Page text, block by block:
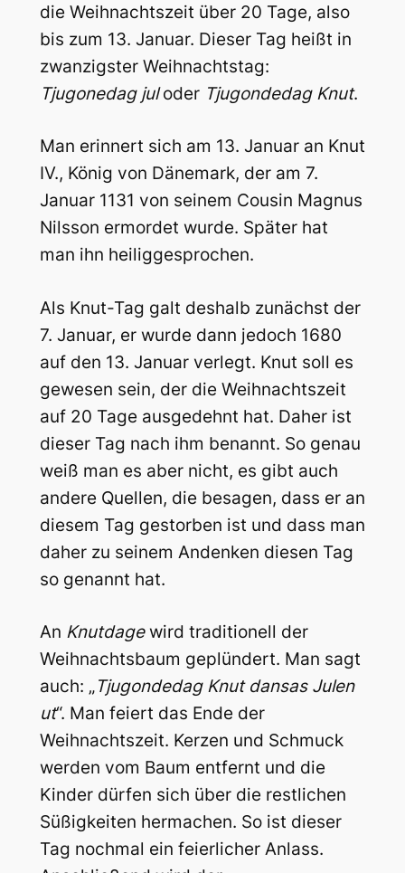
die Weihnachtszeit über 20 Tage, also
bis zum 13. Januar. Dieser Tag heißt in
zwanzigster Weihnachtstag:
Tjugonedag juloder Tjugondedag Knut.
Man erinnert sich am 13. Januar an Knut
IV., König von Dänemark, der am 7.
Januar 1131 von seinem Cousin Magnus
Nilsson ermordet wurde. Später hat
man ihn heiliggesprochen.
Als Knut-Tag galt deshalb zunächst der
7. Januar, er wurde dann jedoch 1680
auf den 13. Januar verlegt. Knut soll es
gewesen sein, der die Weihnachtszeit
auf 20 Tage ausgedehnt hat. Daher ist
dieser Tag nach ihm benannt. So genau
weiß man es aber nicht, es gibt auch
andere Quellen, die besagen, dass er an
diesem Tag gestorben ist und dass man
daher zu seinem Andenken diesen Tag
so genannt hat.
An Knutdagewird traditionell der
Weihnachtsbaum geplündert. Man sagt
auch: „Tjugondedag Knut dansas Julen
ut“. Man feiert das Ende der
Weihnachtszeit. Kerzen und Schmuck
werden vom Baum entfernt und die
Kinder dürfen sich über die restlichen
Süßigkeiten hermachen. So ist dieser
Tag nochmal ein feierlicher Anlass.